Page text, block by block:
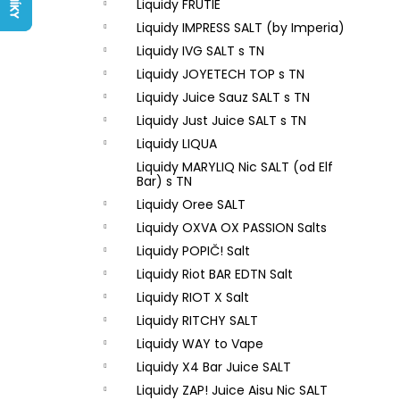
Liquidy FRUTIE
Liquidy IMPRESS SALT (by Imperia)
Liquidy IVG SALT s TN
Liquidy JOYETECH TOP s TN
Liquidy Juice Sauz SALT s TN
Liquidy Just Juice SALT s TN
Liquidy LIQUA
Liquidy MARYLIQ Nic SALT (od Elf
Bar) s TN
Liquidy Oree SALT
Liquidy OXVA OX PASSION Salts
Liquidy POPIČ! Salt
Liquidy Riot BAR EDTN Salt
Liquidy RIOT X Salt
Liquidy RITCHY SALT
Liquidy WAY to Vape
Liquidy X4 Bar Juice SALT
Liquidy ZAP! Juice Aisu Nic SALT
LIQUID ARAMAX 4PACK CIGAR
TOBACCO 4X10ML-18MG
558 Kč